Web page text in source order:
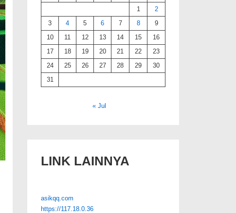
1
2
3
4 5 6 7 8
9
10
11 12 13 14 15
16
17
18 19 20 21 22
23
24
25 26 27 28 29
30
31
« Jul
LINK LAINNYA
asikqq.com
https://117.18.0.36